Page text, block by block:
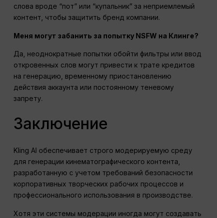
слова вроде “пот” или “купальник” за неприемлемый
контент, чтобы защитить бренд компании.
Меня могут забанить за попытку NSFW на Клинге?
Да, неоднократные попытки обойти фильтры или ввод
откровенных слов могут привести к трате кредитов
на генерацию, временному приостановлению
действия аккаунта или постоянному теневому
запрету.
Заключение
Kling AI обеспечивает строго модерируемую среду
для генерации кинематографического контента,
разработанную с учетом требований безопасности
корпоративных творческих рабочих процессов и
профессионального использования в производстве.
Хотя эти системы модерации иногда могут создавать